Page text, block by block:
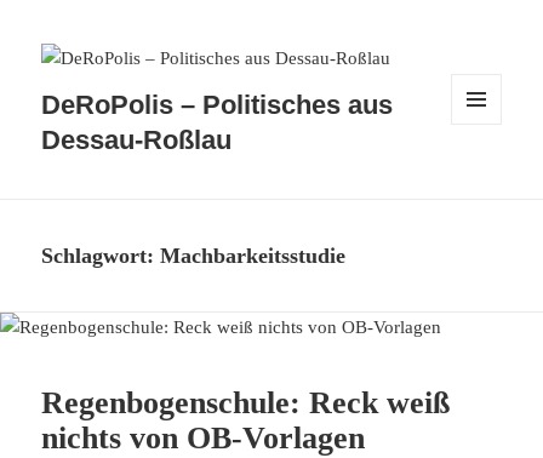
DeRoPolis – Politisches aus
Dessau-Roßlau
Schlagwort:Machbarkeitsstudie
Regenbogenschule: Reck weiß
nichts von OB-Vorlagen